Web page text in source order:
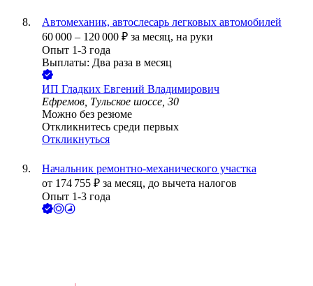
Автомеханик, автослесарь легковых автомобилей
60 000 – 120 000 ₽ за месяц, на руки
Опыт 1-3 года
Выплаты: Два раза в месяц
ИП Гладких Евгений Владимирович
Ефремов, Тульское шоссе, 30
Можно без резюме
Откликнитесь среди первых
Откликнуться
Начальник ремонтно-механического участка
от 174 755 ₽ за месяц, до вычета налогов
Опыт 1-3 года